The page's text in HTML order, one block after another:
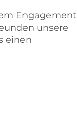
Engagement
unsere
einen